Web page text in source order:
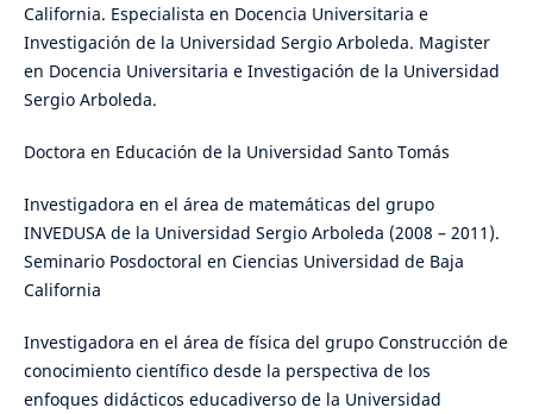
California. Especialista en Docencia Universitaria e
Investigación de la Universidad Sergio Arboleda. Magister
en Docencia Universitaria e Investigación de la Universidad
Sergio Arboleda.
Doctora en Educación de la Universidad Santo Tomás
Investigadora en el área de matemáticas del grupo
INVEDUSA de la Universidad Sergio Arboleda (2008 – 2011).
Seminario Posdoctoral en Ciencias Universidad de Baja
California
Investigadora en el área de física del grupo Construcción de
conocimiento científico desde la perspectiva de los
enfoques didácticos educadiverso de la Universidad